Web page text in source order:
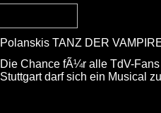
Polanskis TANZ DER
Die Chance fÃ¼r alle TdV-Fans
Stuttgart darf sich ein Musical